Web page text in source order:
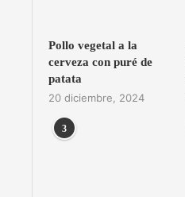
Pollo vegetal a la
cerveza con puré de
patata
20 diciembre, 2024
3